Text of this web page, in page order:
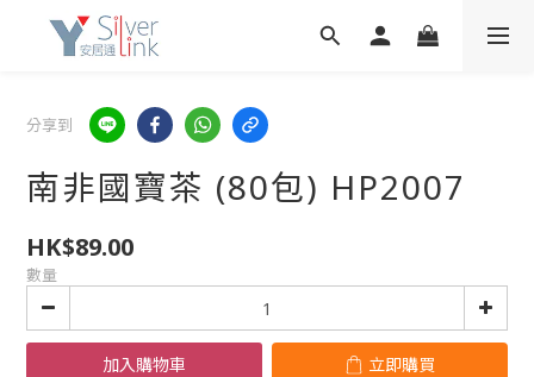
分享到
南非國寶茶 (80包) HP2007
HK$89.00
數量
加入購物車 立即購買